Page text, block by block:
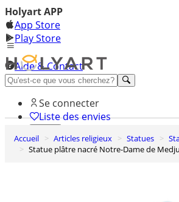
Holyart APP
App Store
Play Store
Aide & Contact
Découvrez Premium
Se connecter
Liste des envies
0
Panier
Accueil Articles religieux Statues
Statue plâtre nacré Notre-Dame de